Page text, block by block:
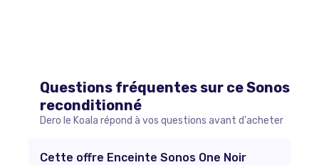
Questions fréquentes sur ceSonos
reconditionné
Dero le Koala répond à vos questions avant d'acheter
Cette offre Enceinte Sonos One Noir